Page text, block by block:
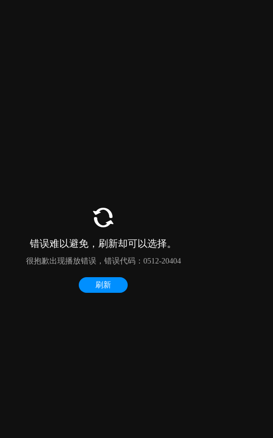
错误难以避免，刷新却可以选择。
很抱歉出现播放错误，错误代码：0512-20404
刷新